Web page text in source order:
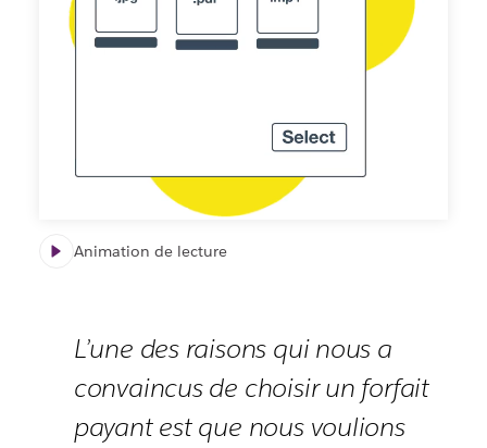
central
Animation de lecture
L’une des raisons qui nous a
convaincus de choisir un forfait
payant est que nous voulions